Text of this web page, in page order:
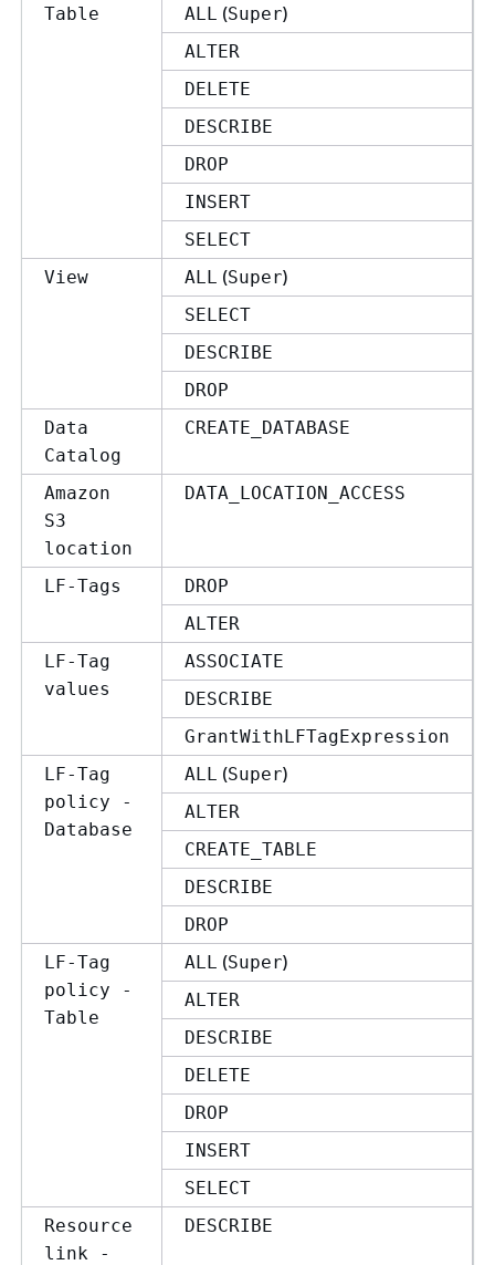
Table
ALL (Super)
ALTER
DELETE
DESCRIBE
DROP
INSERT
SELECT
View
ALL (Super)
SELECT
DESCRIBE
DROP
Data
Catalog
CREATE_DATABASE
Amazon
S3
location
DATA_LOCATION_ACCESS
LF-Tags
DROP
ALTER
LF-Tag
values
ASSOCIATE
DESCRIBE
GrantWithLFTagExpression
LF-Tag
policy -
Database
ALL (Super)
ALTER
CREATE_TABLE
DESCRIBE
DROP
LF-Tag
policy -
Table
ALL (Super)
ALTER
DESCRIBE
DELETE
DROP
INSERT
SELECT
Resource
link -
DESCRIBE